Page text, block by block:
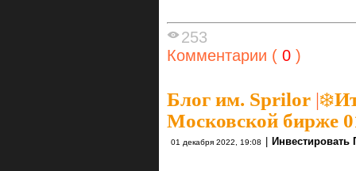
253
Комментарии ( 0 )
Блог им. Sprilor |
Московской бирже
01 декабря 2022, 19:08 Инвестировать